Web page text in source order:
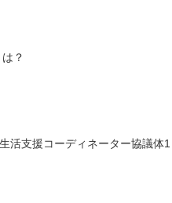
？
生活支援コーディネーター協議体